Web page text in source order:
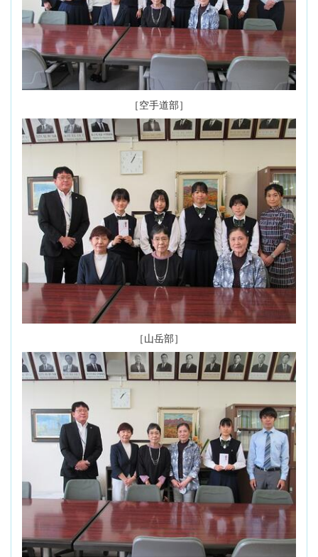
［空手道部］
［山岳部］